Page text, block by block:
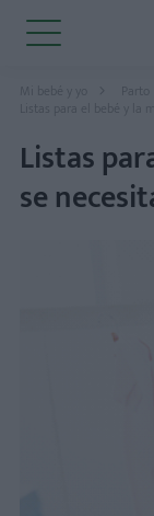
Mi bebé y yo Parto
Listas para el bebé y la
Listas
se